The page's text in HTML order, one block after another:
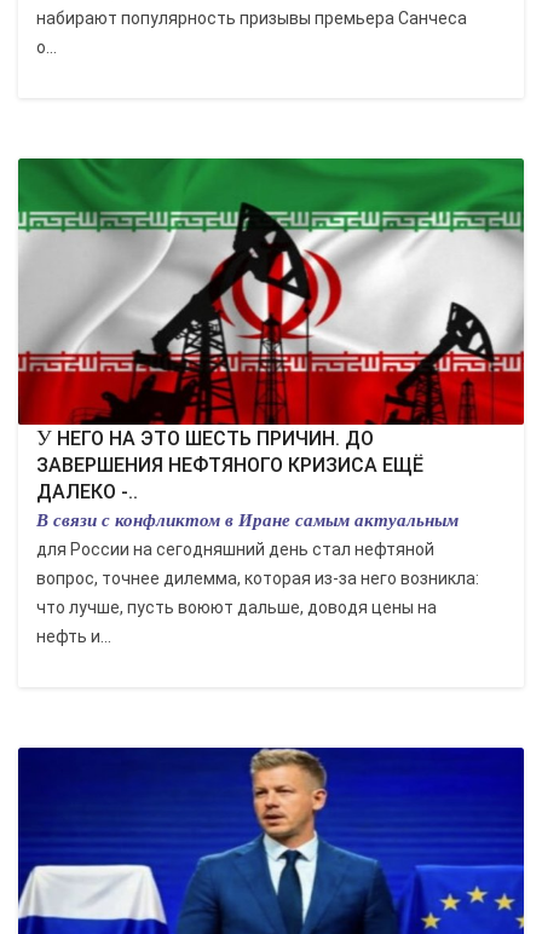
набирают популярность призывы премьера Санчеса
о...
У НЕГО НА ЭТО ШЕСТЬ ПРИЧИН. ДО
ЗАВЕРШЕНИЯ НЕФТЯНОГО КРИЗИСА ЕЩЁ
ДАЛЕКО -..
В связи с конфликтом в Иране самым актуальным
для России на сегодняшний день стал нефтяной
вопрос, точнее дилемма, которая из-за него возникла:
что лучше, пусть воюют дальше, доводя цены на
нефть и...